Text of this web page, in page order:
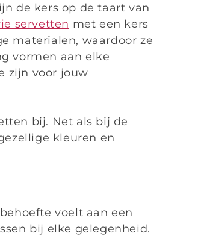
de kers op de taart van
servetten met een kers
materialen, waardoor ze
vormen aan elke
zijn voor jouw
bij. Net als bij de
kleuren en
voelt aan een
bij elke gelegenheid.